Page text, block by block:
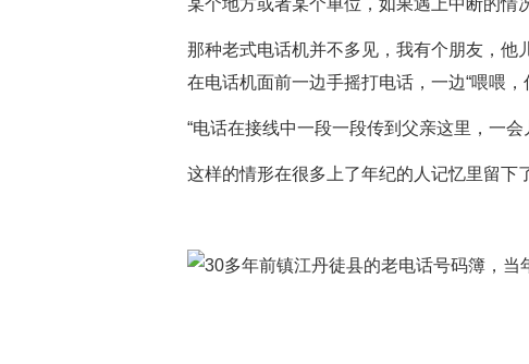
某个地方或者某个单位，如果遇上中断的情
那种老式电话机并不多见，我有个朋友，他
在电话机面前一边手摇打电话，一边“喂喂
“电话在接线中一段一段传到父亲这里，一
这样的情形在很多上了年纪的人记忆里留下